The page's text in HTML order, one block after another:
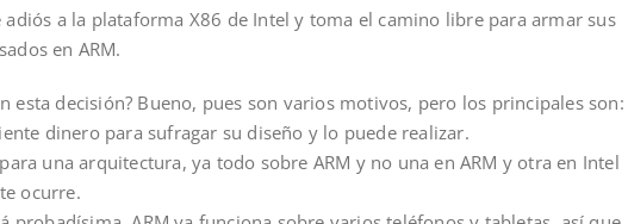
adiós a la plataforma X86 de Intel y toma el camino libre para armar sus
en ARM.
esta decisión? Bueno, pues son varios motivos, pero los principales son:
dinero para sufragar su diseño y lo puede realizar.
una arquitectura, ya todo sobre ARM y no una en ARM y otra en Intel
ocurre.